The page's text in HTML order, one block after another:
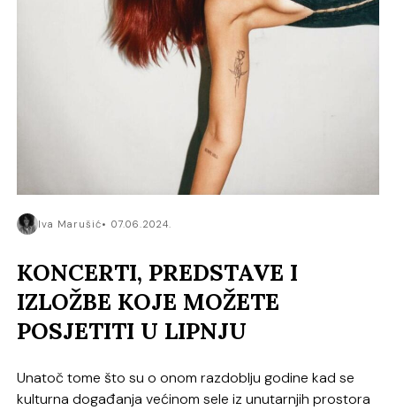
Iva Marušić 07.06.2024.
KONCERTI, PREDSTAVE I
IZLOŽBE KOJE MOŽETE
POSJETITI U LIPNJU
Unatoč tome što su o onom razdoblju godine kad se
kulturna događanja većinom sele iz unutarnjih prostora